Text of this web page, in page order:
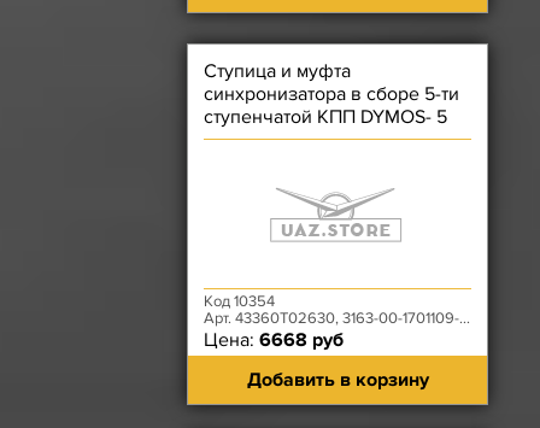
Ступица и муфта
синхронизатора в сборе 5-ти
ступенчатой КПП DYMOS- 5
передачи и заднего хода
Код 10354
Арт. 43360T02630, 3163-00-1701109-00
Цена: 6668 руб
Добавить в корзину